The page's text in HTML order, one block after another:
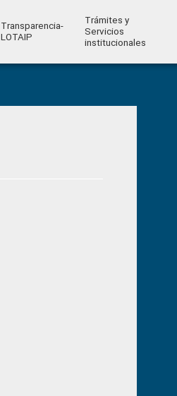
Transparencia-
LOTAIP
Trámites y
Servicios
institucionales